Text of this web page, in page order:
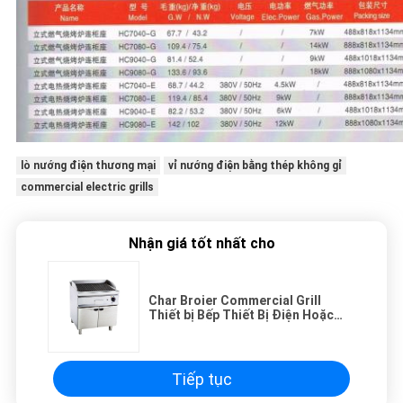
lò nướng điện thương mại
vỉ nướng điện bằng thép không gỉ
commercial electric grills
Nhận giá tốt nhất cho
Char Broier Commercial Grill
Thiết bị Bếp Thiết Bị Điện Hoặc
Tiếp tục